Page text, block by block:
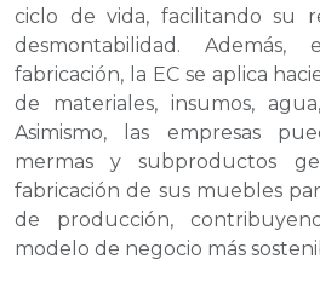
ciclo de vida, facilitando su
desmontabilidad.
fabricación, la EC se aplica
de materiales, insumos,
Asimismo, las empresas
mermas y subproductos
fabricación de sus muebles
de producción,
modelo de negocio más